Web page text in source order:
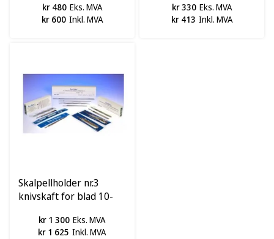
kr 480 Eks. MVA
kr 600 Inkl. MVA
kr 330 Eks. MVA
kr 413 Inkl. MVA
Skalpellholder nr.3
knivskaft for blad 10-
kr 1 300 Eks. MVA
kr 1 625 Inkl. MVA